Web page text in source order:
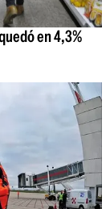
en 4,3%